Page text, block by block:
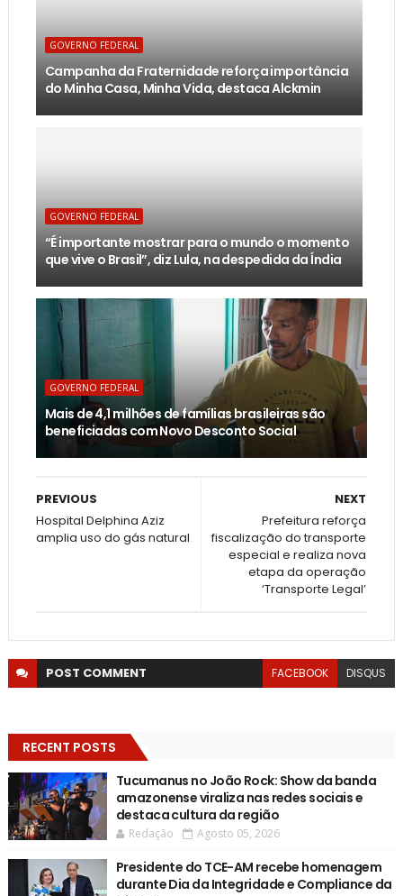
GOVERNO FEDERAL
Campanha da Fraternidade reforça importância
do Minha Casa, Minha Vida, destaca Alckmin
GOVERNO FEDERAL
“É importante mostrar para o mundo o momento
que vive o Brasil”, diz Lula, na despedida da Índia
GOVERNO FEDERAL
Mais de 4,1 milhões de famílias brasileiras são
beneficiadas com Novo Desconto Social
NEXT
Prefeitura reforça
fiscalização do transporte
especial e realiza nova
etapa da operação
‘Transporte Legal’
PREVIOUS
Hospital Delphina Aziz
amplia uso do gás natural
POST COMMENT FACEBOOK DISQUS
RECENT POSTS
Tucumanus no João Rock: Show da banda
amazonense viraliza nas redes sociais e
destaca cultura da região
Redação Agosto 05, 2026
Presidente do TCE-AM recebe homenagem
durante Dia da Integridade e Compliance da